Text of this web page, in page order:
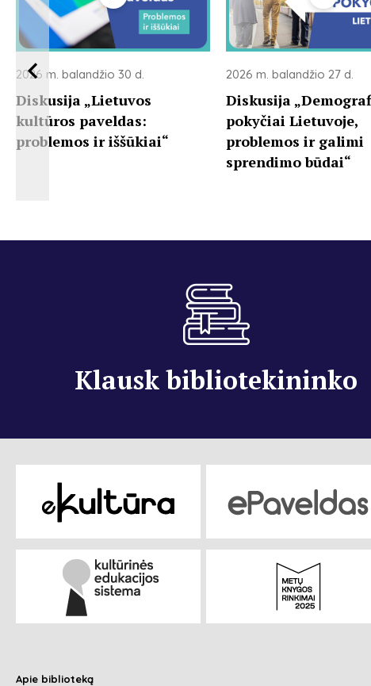
2026 m. balandžio 30 d.
Diskusija „Lietuvos
kultūros paveldas:
problemos ir iššūkiai“
2026 m. balandžio 27 d.
Diskusija
pokyčiai Lietuvoje,
problemos ir galimi
sprendimo būdai“
Klausk bibliotekininko
Apie biblioteką